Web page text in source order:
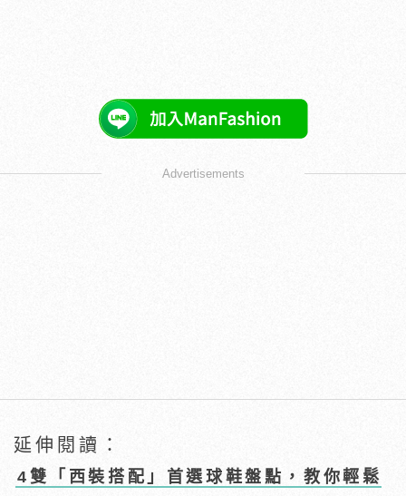
Advertisements
延伸閱讀：
4雙「西裝搭配」首選球鞋盤點，教你輕鬆